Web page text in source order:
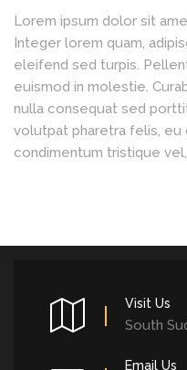
Lorem ipsum dolor sit
Integer lorem quam,
eleifend sed turpis.
euismod in molestie.
nulla consequat sed
volutpat pharetra felis,
condimentum tristique
Visit Us
South
Email Us